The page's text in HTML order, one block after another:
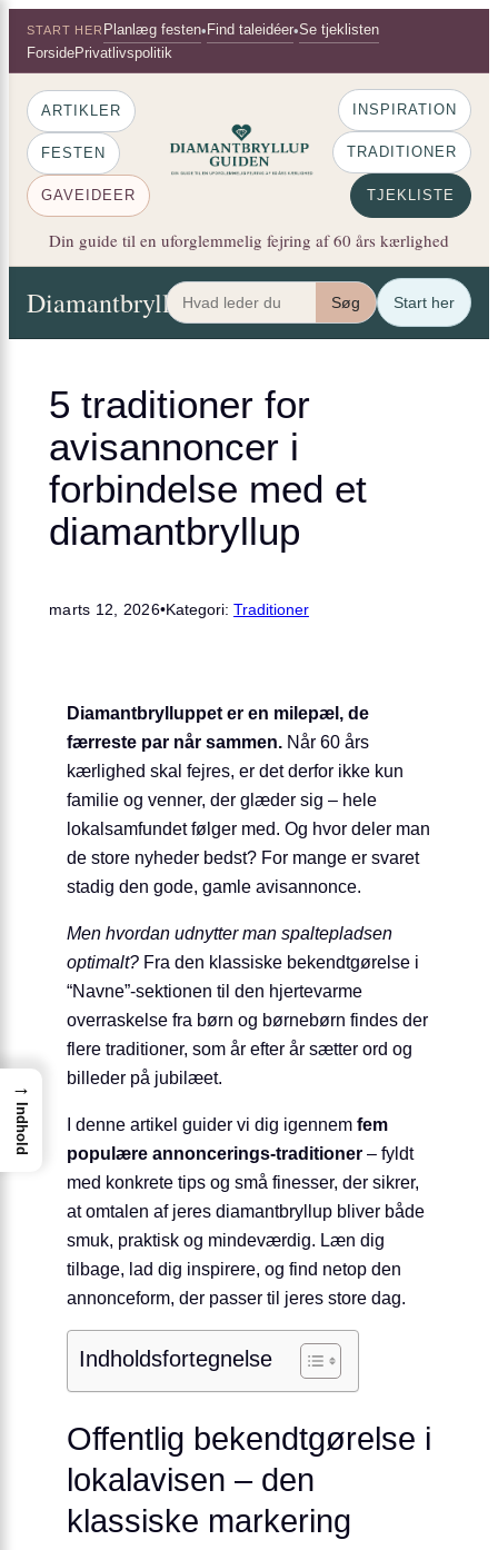
Spring
indhold
START HER Planlæg festen• Find taleidéer•Se tjeklisten
ForsidePrivatlivspolitik
ARTIKLER
FESTEN
GAVEIDEER
INSPIRATION
TRADITIONER
TJEKLISTE
Din guide til en uforglemmelig fejring af 60 års kærlighed
Diamantbryllup Guiden Artikler Festen
Søg Start her
5 traditioner for
avisannoncer i
forbindelse med et
diamantbryllup
marts 12, 2026•Kategori: Traditioner
Diamantbrylluppet er en milepæl, de
færreste par når sammen. Når 60 års
kærlighed skal fejres, er det derfor ikke kun
familie og venner, der glæder sig – hele
lokalsamfundet følger med. Og hvor deler man
de store nyheder bedst? For mange er svaret
stadig den gode, gamle avisannonce.
Men hvordan udnytter man spaltepladsen
optimalt? Fra den klassiske bekendtgørelse i
“Navne”-sektionen til den hjertevarme
overraskelse fra børn og børnebørn findes der
flere traditioner, som år efter år sætter ord og
billeder på jubilæet.
I denne artikel guider vi dig igennem fem
populære annoncerings-traditioner – fyldt
med konkrete tips og små finesser, der sikrer,
at omtalen af jeres diamantbryllup bliver både
smuk, praktisk og mindeværdig. Læn dig
tilbage, lad dig inspirere, og find netop den
annonceform, der passer til jeres store dag.
Indholdsfortegnelse
Offentlig bekendtgørelse i
lokalavisen – den
klassiske markering
→
Indhold